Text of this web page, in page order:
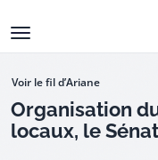
au
Voir le fil d’Ariane
Organisation
locaux, le